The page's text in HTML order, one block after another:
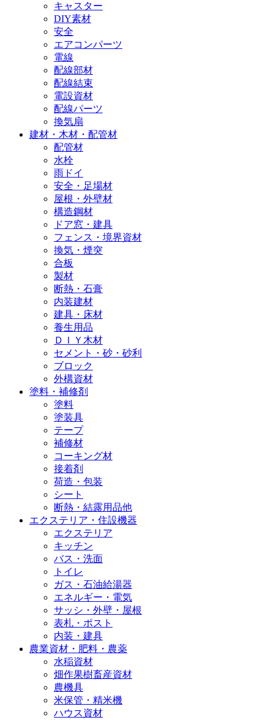
キャスター
DIY素材
安全
エアコンパーツ
電線
配線部材
配線結束
電設資材
配線パーツ
換気扇
建材・木材・配管材
配管材
水栓
雨ドイ
安全・足場材
屋根・外壁材
構造鋼材
ドア窓・建具
フェンス・境界資材
換気・煙突
合板
製材
断熱・石膏
内装建材
建具・床材
養生用品
ＤＩＹ木材
セメント・砂・砂利
ブロック
外構資材
塗料・補修剤
塗料
塗装具
テープ
補修材
コーキング材
接着剤
荷造・包装
シート
断熱・結露用品他
エクステリア・住設機器
エクステリア
キッチン
バス・洗面
トイレ
ガス・石油給湯器
エネルギー・電気
サッシ・外壁・屋根
表札・ポスト
内装・建具
農業資材・肥料・農薬
水稲資材
畑作果樹畜産資材
農機具
米保管・精米機
ハウス資材